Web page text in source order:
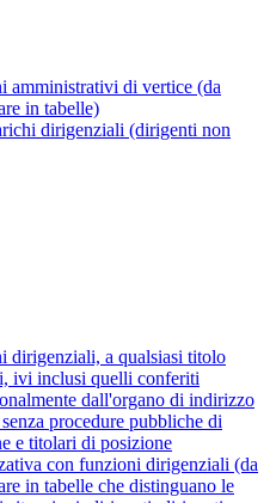
amministrativi di vertice (da
in tabelle)
dirigenziali (dirigenti non
dirigenziali, a qualsiasi titolo
ivi inclusi quelli conferiti
dall'organo di indirizzo
procedure pubbliche di
e titolari di posizione
con funzioni dirigenziali (da
in tabelle che distinguano le